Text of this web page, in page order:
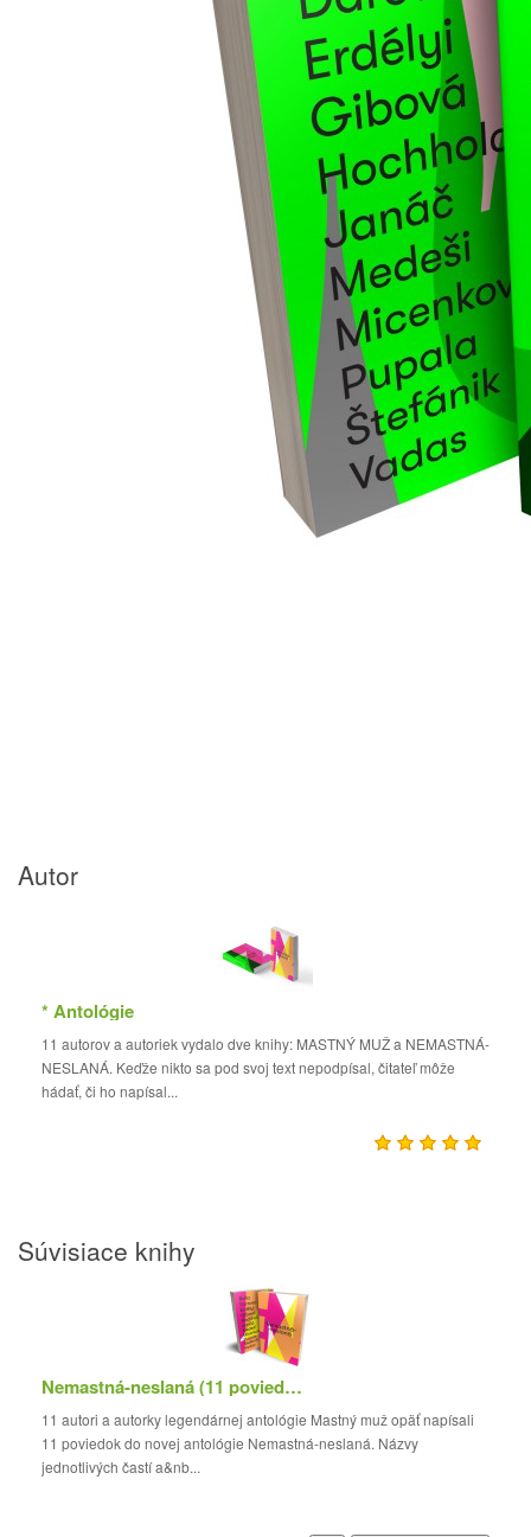
Autor
* Antológie
11 autorov a autoriek vydalo dve knihy: MASTNÝ MUŽ a NEMASTNÁ-
NESLANÁ. Keďže nikto sa pod svoj text nepodpísal, čitateľ môže
hádať, či ho napísal...
Súvisiace knihy
Nemastná-neslaná (11 poviedok)
11 autori a autorky legendárnej antológie Mastný muž opäť napísali
11 poviedok do novej antológie Nemastná-neslaná. Názvy
jednotlivých častí a&nb...